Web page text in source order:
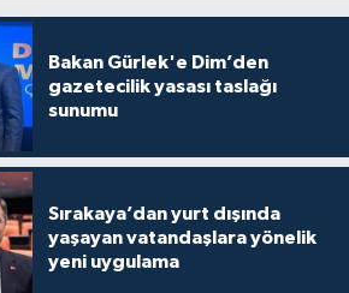
Bakan Gürlek'e Dim’den
gazetecilik yasası taslağı
sunumu
Sırakaya’dan yurt dışında
yaşayan vatandaşlara yönelik
yeni uygulama